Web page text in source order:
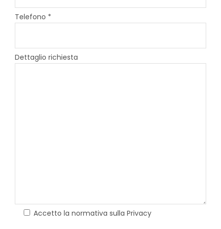
Telefono *
Dettaglio richiesta
Accetto la normativa sulla Privacy